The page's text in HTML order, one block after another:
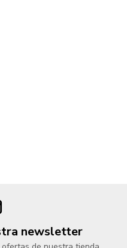
newsletter